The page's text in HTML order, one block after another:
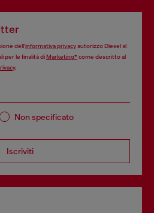
dell’informativa privacyautorizzo Diesel al
per le finalità diMarketing*come descritto al
.
Non specificato
Iscriviti